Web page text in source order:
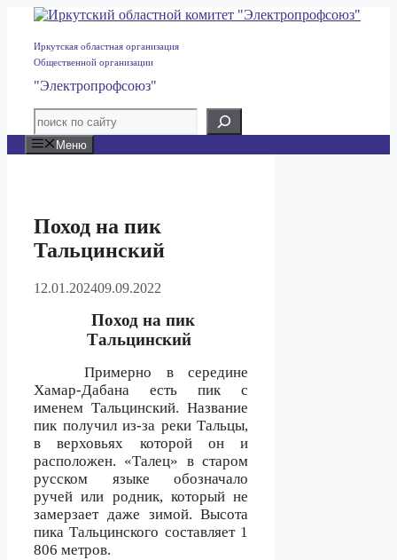
Перейти
содержимому
Иркутская областная организация
Общественной организации
"Электропрофсоюз"
Меню
Поход на пик
Тальцинский
12.01.202409.09.2022
Поход на пик
Тальцинский
Примерно в середине
Хамар-Дабана есть пик с
именем Тальцинский. Название
пик получил из-за реки Тальцы,
в верховьях которой он и
расположен. «Талец» в старом
русском языке обозначало
ручей или родник, который не
замерзает даже зимой. Высота
пика Тальцинского составляет 1
806 метров.